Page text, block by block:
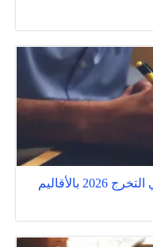
وظائف شاغرة في بنك مصر لحديثي التخرج 2026 بالأقاليم